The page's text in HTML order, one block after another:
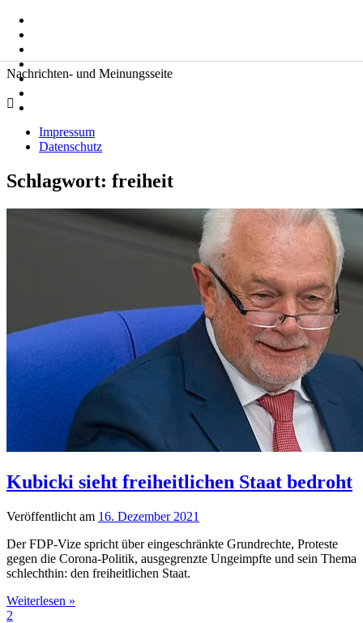
Inhalt
springen
nach:
Zeitkommentare
Nachrichten- und Meinungsseite
Impressum
Datenschutz
Schlagwort: freiheit
Kubicki sieht freiheitlichen Staat bedroht
Veröffentlicht am 16. Dezember 2021
Der FDP-Vize spricht über eingeschränkte Grundrechte, Proteste
gegen die Corona-Politik, ausgegrenzte Ungeimpfte und sein Thema
schlechthin: den freiheitlichen Staat.
Weiterlesen »
2